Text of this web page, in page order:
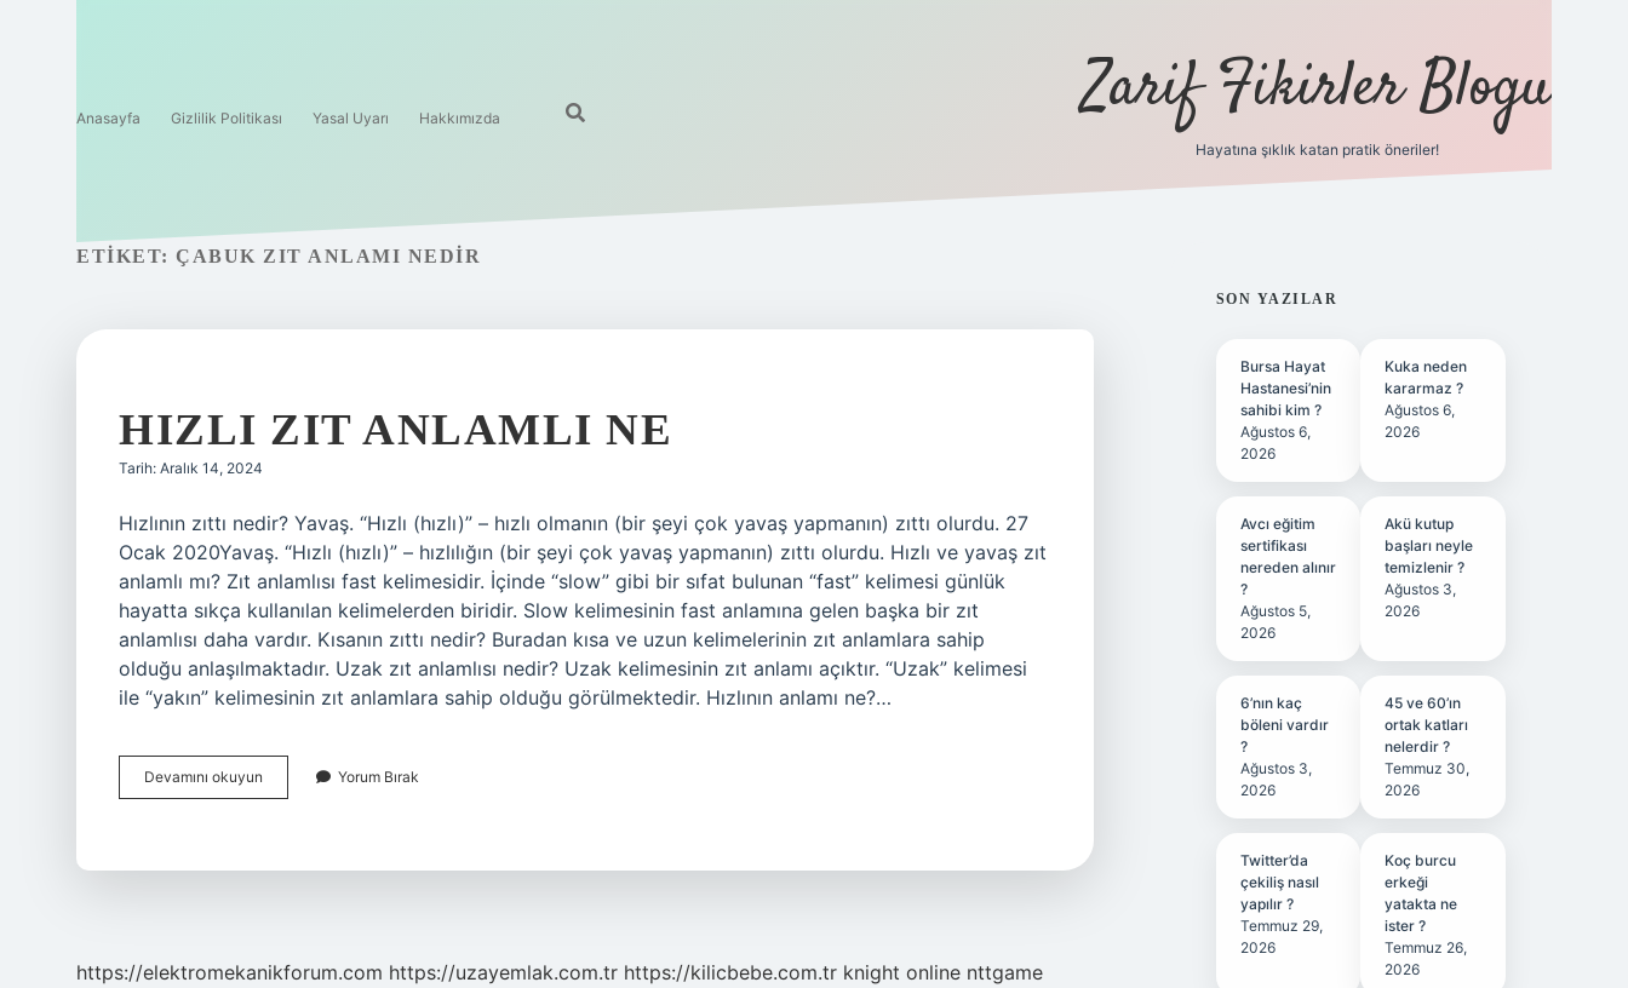
Anasayfa Gizlilik Politikası Yasal Uyarı Hakkımızda Zarif Fikirler Blogu
Hayatına şıklık katan pratik öneriler!
ETIKET: ÇABUK ZIT ANLAMI NEDIR
HIZLI ZIT ANLAMLI NE
Tarih: Aralık 14, 2024
Hızlının zıttı nedir? Yavaş. “Hızlı (hızlı)” – hızlı olmanın (bir şeyi çok yavaş yapmanın) zıttı olurdu. 27
Ocak 2020Yavaş. “Hızlı (hızlı)” – hızlılığın (bir şeyi çok yavaş yapmanın) zıttı olurdu. Hızlı ve yavaş zıt
anlamlı mı? Zıt anlamlısı fast kelimesidir. İçinde “slow” gibi bir sıfat bulunan “fast” kelimesi günlük
hayatta sıkça kullanılan kelimelerden biridir. Slow kelimesinin fast anlamına gelen başka bir zıt
anlamlısı daha vardır. Kısanın zıttı nedir? Buradan kısa ve uzun kelimelerinin zıt anlamlara sahip
olduğu anlaşılmaktadır. Uzak zıt anlamlısı nedir? Uzak kelimesinin zıt anlamı açıktır. “Uzak” kelimesi
ile “yakın” kelimesinin zıt anlamlara sahip olduğu görülmektedir. Hızlının anlamı ne?…
Devamını okuyun
Zıt
Yorum Bırak
https://elektromekanikforum.com https://uzayemlak.com.tr https://kilicbebe.com.tr knight online nttgame
SIDEBAR
SON YAZILAR
Bursa Hayat
Hastanesi’nin
sahibi kim ?
Ağustos 6,
2026
Kuka neden
kararmaz ?
Ağustos 6,
2026
Avcı eğitim
sertifikası
nereden alınır
?
Ağustos 5,
2026
Akü kutup
başları neyle
temizlenir ?
Ağustos 3,
2026
6’nın kaç
böleni vardır
?
Ağustos 3,
2026
45 ve 60’ın
ortak katları
nelerdir ?
Temmuz 30,
2026
Twitter’da
çekiliş nasıl
yapılır ?
Temmuz 29,
2026
Koç burcu
erkeği
yatakta ne
ister ?
Temmuz 26,
2026